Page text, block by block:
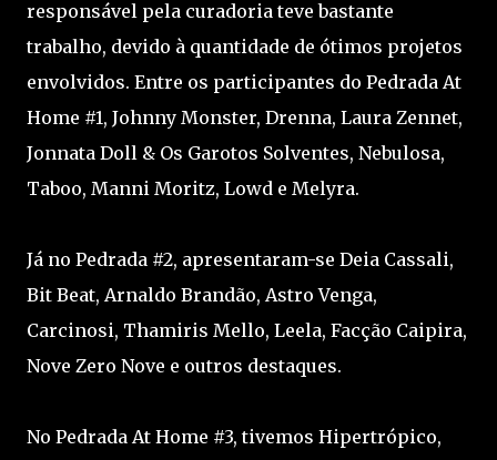
responsável pela curadoria teve bastante
trabalho, devido à quantidade de ótimos projetos
envolvidos. Entre os participantes do Pedrada At
Home #1, Johnny Monster, Drenna, Laura Zennet,
Jonnata Doll & Os Garotos Solventes, Nebulosa,
Taboo, Manni Moritz, Lowd e Melyra.
Já no Pedrada #2, apresentaram-se Deia Cassali,
Bit Beat, Arnaldo Brandão, Astro Venga,
Carcinosi, Thamiris Mello, Leela, Facção Caipira,
Nove Zero Nove e outros destaques.
No Pedrada At Home #3, tivemos Hipertrópico,